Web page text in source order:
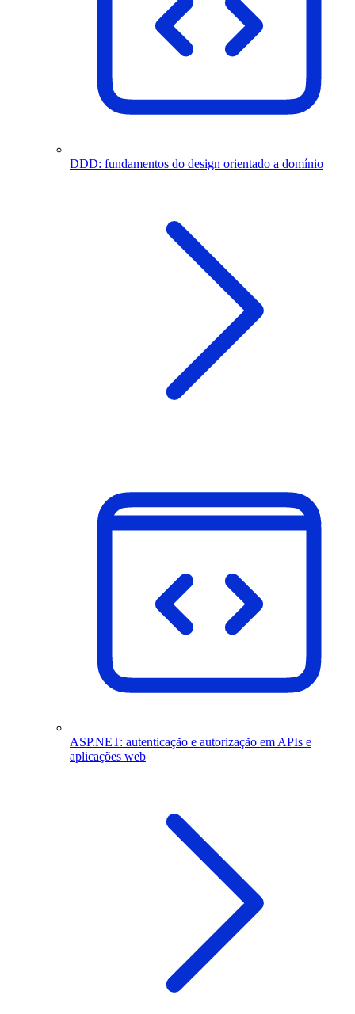
DDD: fundamentos do design orientado a domínio
ASP.NET: autenticação e autorização em APIs e
aplicações web